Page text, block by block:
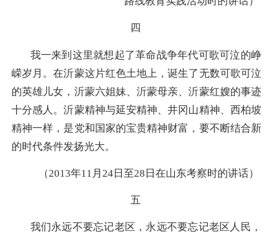
四
我一来到这里就想起了革命战争年代可歌可泣的峥
嵘岁月。在沂蒙这片红色土地上，诞生了无数可歌可泣
的英雄儿女，沂蒙六姐妹、沂蒙母亲、沂蒙红嫂的事迹
十分感人。沂蒙精神与延安精神、井冈山精神、西柏坡
精神一样，是党和国家的宝贵精神财富，要不断结合新
的时代条件发扬光大。
（2013年11月24日至28日在山东考察时的讲话）
五
我们永远不要忘记老区，永远不要忘记老区人民，